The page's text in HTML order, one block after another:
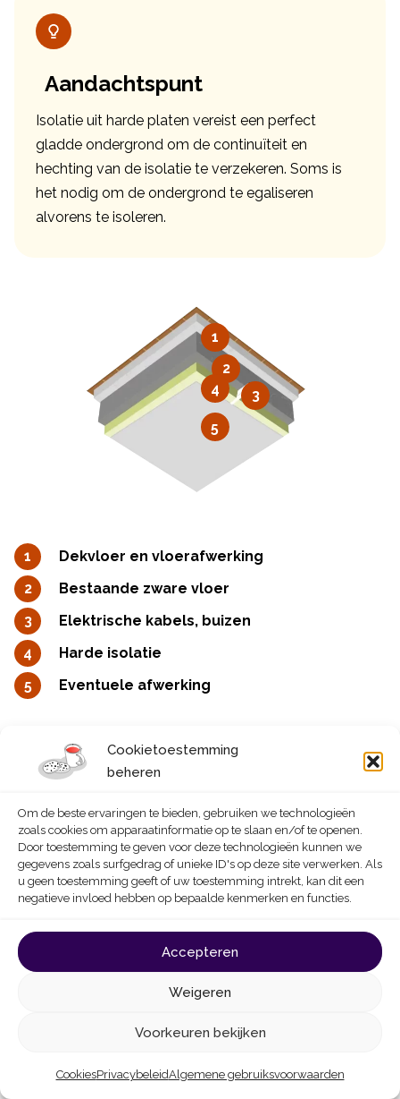
Cookietoestemming
beheren
Om de beste ervaringen te bieden, gebruiken we technologieën
zoals cookies om apparaatinformatie op te slaan en/of te openen.
Door toestemming te geven voor deze technologieën kunnen we
gegevens zoals surfgedrag of unieke ID's op deze site verwerken. Als
u geen toestemming geeft of uw toestemming intrekt, kan dit een
negatieve invloed hebben op bepaalde kenmerken en functies.
Accepteren
Weigeren
Voorkeuren bekijken
CookiesPrivacybeleidAlgemene gebruiksvoorwaarden
Aandachtspunt
Isolatie uit harde platen vereist een perfect
gladde ondergrond om de continuïteit en
hechting van de isolatie te verzekeren. Soms is
het nodig om de ondergrond te egaliseren
alvorens te isoleren.
1
2
3
4
5
Dekvloer en vloerafwerking
Bestaande zware vloer
Elektrische kabels, buizen
Harde isolatie
Eventuele afwerking
Dampscherm
dampdicht: ze fungeren alsdampscherm, dus het is
niet nodig om er een te voorzien.
Afwerking van het plafond
Als u een afwerking onder de isolatie wilt, kunt u kiezen
voor meerlaagse panelen die de isolatie combineren
met een gipsplaat of houtvezelplaat. Hierdoor is er geen
Als een goede brandreactie vereist is, met name voor